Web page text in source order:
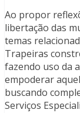
Ao propor
libertação das
temas
Trapeiras
fazendo uso da
empoderar
buscando
Serviços